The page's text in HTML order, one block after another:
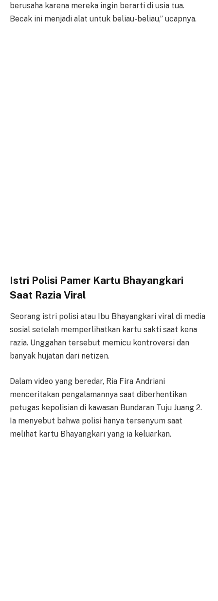
berusaha karena mereka ingin berarti di usia tua.
Becak ini menjadi alat untuk beliau-beliau,” ucapnya.
Istri Polisi Pamer Kartu Bhayangkari
Saat Razia Viral
Seorang istri polisi atau Ibu Bhayangkari viral di media
sosial setelah memperlihatkan kartu sakti saat kena
razia. Unggahan tersebut memicu kontroversi dan
banyak hujatan dari netizen.
Dalam video yang beredar, Ria Fira Andriani
menceritakan pengalamannya saat diberhentikan
petugas kepolisian di kawasan Bundaran Tuju Juang 2.
Ia menyebut bahwa polisi hanya tersenyum saat
melihat kartu Bhayangkari yang ia keluarkan.